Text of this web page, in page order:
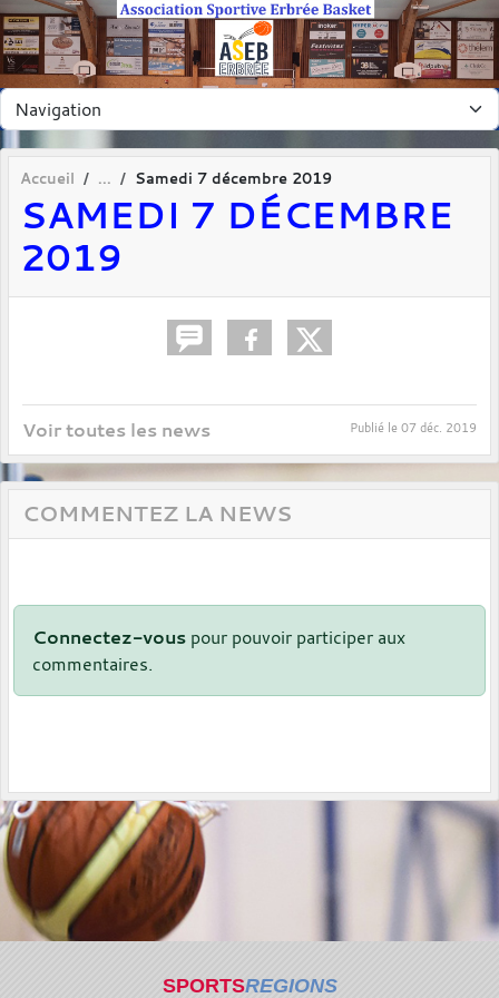
Accueil Samedi 7 décembre 2019
SAMEDI 7 DÉCEMBRE
2019
Voir toutes les news Publié le 07 déc. 2019
COMMENTEZ LA NEWS
Connectez-vous pour pouvoir participer aux
commentaires.
SPORTSREGIONS
Panneau de gestion des cookies